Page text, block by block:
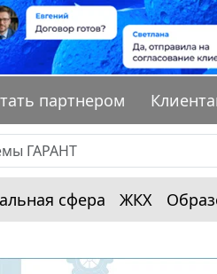
партнером
сфера ЖКХ